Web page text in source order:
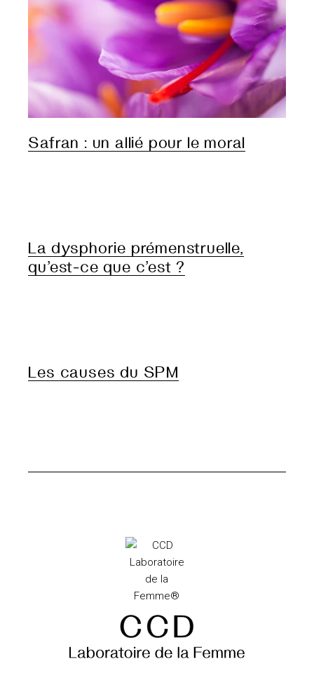
Safran : un allié pour le moral
La dysphorie prémenstruelle,
qu’est-ce que c’est ?
Les causes du SPM